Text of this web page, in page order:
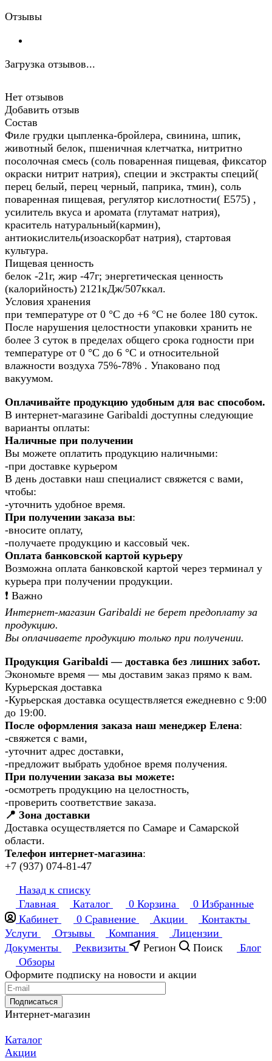
Отзывы
Загрузка отзывов...
Нет отзывов
Добавить отзыв
Состав
Филе грудки цыпленка-бройлера, свинина, шпик,
животный белок, пшеничная клетчатка, нитритно
посолочная смесь (соль поваренная пищевая, фиксатор
окраски нитрит натрия), специи и экстракты специй(
перец белый, перец черный, паприка, тмин), соль
поваренная пищевая, регулятор кислотности( Е575) ,
усилитель вкуса и аромата (глутамат натрия),
краситель натуральный(кармин),
антиокислитель(изоаскорбат натрия), стартовая
культура.
Пищевая ценность
белок -21г, жир -47г; энергетическая ценность
(калорийность) 2121кДж/507ккал.
Условия хранения
при температуре от 0 °С до +6 °С не более 180 суток.
После нарушения целостности упаковки хранить не
более 3 суток в пределах общего срока годности при
температуре от 0 °С до 6 °С и относительной
влажности воздуха 75%-78% . Упаковано под
вакуумом.
Оплачивайте продукцию удобным для вас способом.
В интернет-магазине Garibaldi доступны следующие
варианты оплаты:
Наличные при получении
Вы можете оплатить продукцию наличными:
-при доставке курьером
В день доставки наш специалист свяжется с вами,
чтобы:
-уточнить удобное время.
При получении заказа вы:
-вносите оплату,
-получаете продукцию и кассовый чек.
Оплата банковской картой курьеру
Возможна оплата банковской картой через терминал у
курьера при получении продукции.
❗️ Важно
Интернет-магазин Garibaldi не берет предоплату за
продукцию.
Вы оплачиваете продукцию только при получении.
Продукция Garibaldi — доставка без лишних забот.
Экономьте время — мы доставим заказ прямо к вам.
Курьерская доставка
-Курьерская доставка осуществляется ежедневно с 9:00
до 19:00.
После оформления заказа наш менеджер Елена:
-свяжется с вами,
-уточнит адрес доставки,
-предложит выбрать удобное время получения.
При получении заказа вы можете:
-осмотреть продукцию на целостность,
-проверить соответствие заказа.
📍 Зона доставки
Доставка осуществляется по Самаре и Самарской
области.
Телефон интернет-магазина:
+7 (937) 074-81-47
Назад к списку
Главная
Каталог 0 Корзина 0 Избранные
Кабинет
0 Сравнение Акции
Контакты
Услуги
Отзывы Компания
Лицензии
Документы
Реквизиты Регион Поиск
Блог
Обзоры
Оформите подписку на новости и акции
Подписаться
Интернет-магазин
Каталог
Акции